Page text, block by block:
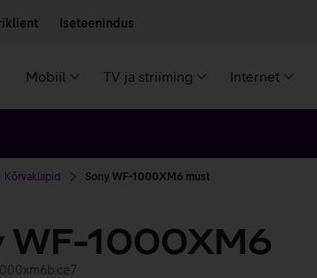
Iseteenindus
Mobiil TV ja striiming Internet
Kõrvaklapid Sony WF-1000XM6 must
WF-1000XM6